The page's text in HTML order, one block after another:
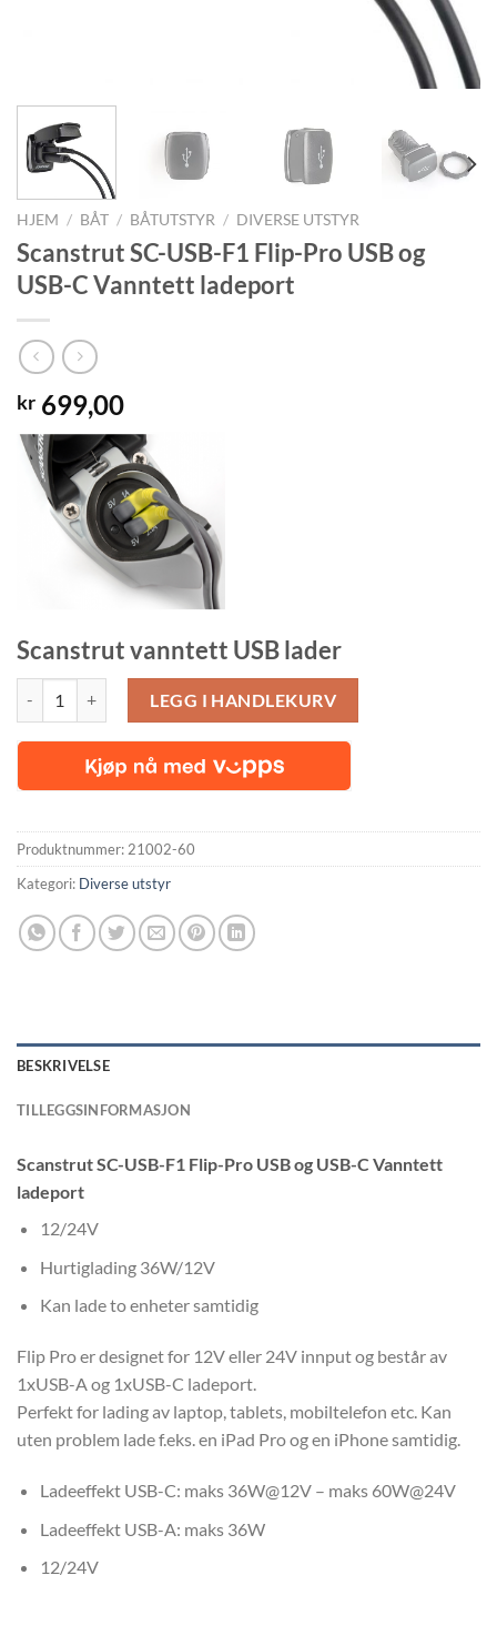
HJEM / BÅT / BÅTUTSTYR / DIVERSE UTSTYR
Scanstrut SC-USB-F1 Flip-Pro USB og
USB-C Vanntett ladeport
kr 699,00
Scanstrut vanntett USB lader
LEGG I HANDLEKURV
Produktnummer: 21002-60
Kategori: Diverse utstyr
BESKRIVELSE
TILLEGGSINFORMASJON
Scanstrut SC-USB-F1 Flip-Pro USB og USB-C Vanntett
ladeport
12/24V
Hurtiglading 36W/12V
Kan lade to enheter samtidig
Flip Pro er designet for 12V eller 24V innput og består av
1xUSB-A og 1xUSB-C ladeport.
Perfekt for lading av laptop, tablets, mobiltelefon etc. Kan
uten problem lade f.eks. en iPad Pro og en iPhone samtidig.
Ladeeffekt USB-C: maks 36W@12V – maks 60W@24V
Ladeeffekt USB-A: maks 36W
12/24V